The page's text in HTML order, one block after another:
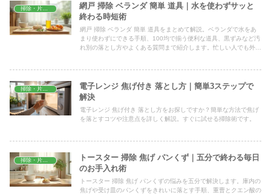
網戸 掃除 ベランダ 簡単 道具｜水を使わずサッと
終わる時短術
網戸 掃除 ベランダ 簡単 道具をまとめて解説。ベランダで水をあ
まり使わずにできる手順、100均で揃う便利な道具、黒ずみなど汚
れ別の落とし方やよくある質問まで紹介します。忙しい人でも外さ
電子レンジ 焦げ付き 落とし方｜簡単3ステップで
解決
電子レンジ 焦げ付き 落とし方をお探しですか？簡単な方法で焦げ
を落とすコツや注意点を詳しく解説。すぐに試せる掃除術です。
トースター 掃除 焦げ パンくず｜五分で終わる毎日
のお手入れ術
トースター 掃除 焦げ パンくずの悩みを五分で解決します。庫内の
焦げや受け皿のパンくずをきれいに落とす手順、重曹とクエン酸の